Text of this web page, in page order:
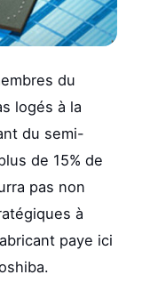
du
logés à la
du semi-
de 15% de
pas non
à
paye ici